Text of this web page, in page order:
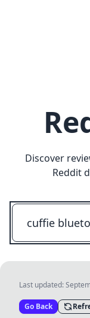
Discover
Reddit
Last updated:
Go Back